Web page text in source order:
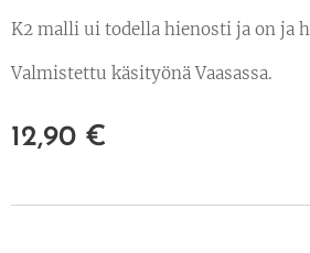
K2 malli ui todella hienosti ja on ja
Valmistettu käsityönä Vaasassa.
12,90 €